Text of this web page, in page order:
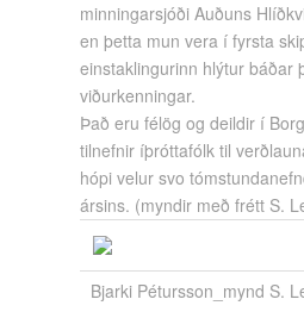
minningarsjóði Auðuns
en þetta mun vera í fyrsta
einstaklingurinn hlýtur báðar
viðurkenningar.
Það eru félög og deildir í
tilnefnir íþróttafólk til
hópi velur svo
ársins. (myndir með frétt S.
Bjarki Pétursson_mynd S.